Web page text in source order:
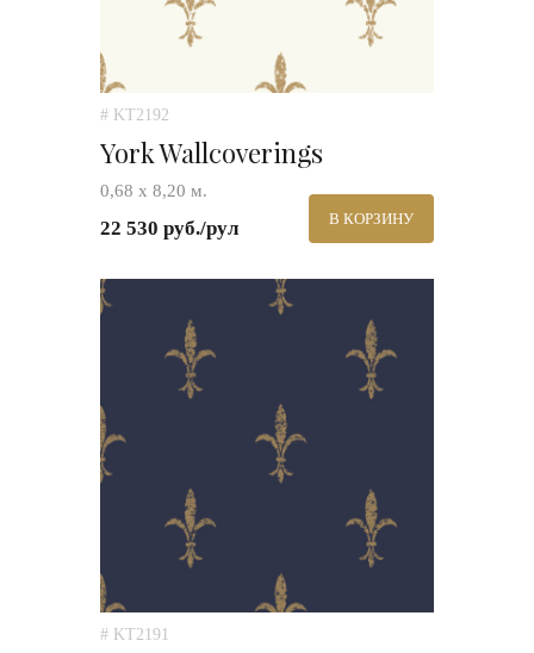
# KT2192
York Wallcoverings
0,68 х 8,20 м.
22 530 руб./рул В КОРЗИНУ
# KT2191